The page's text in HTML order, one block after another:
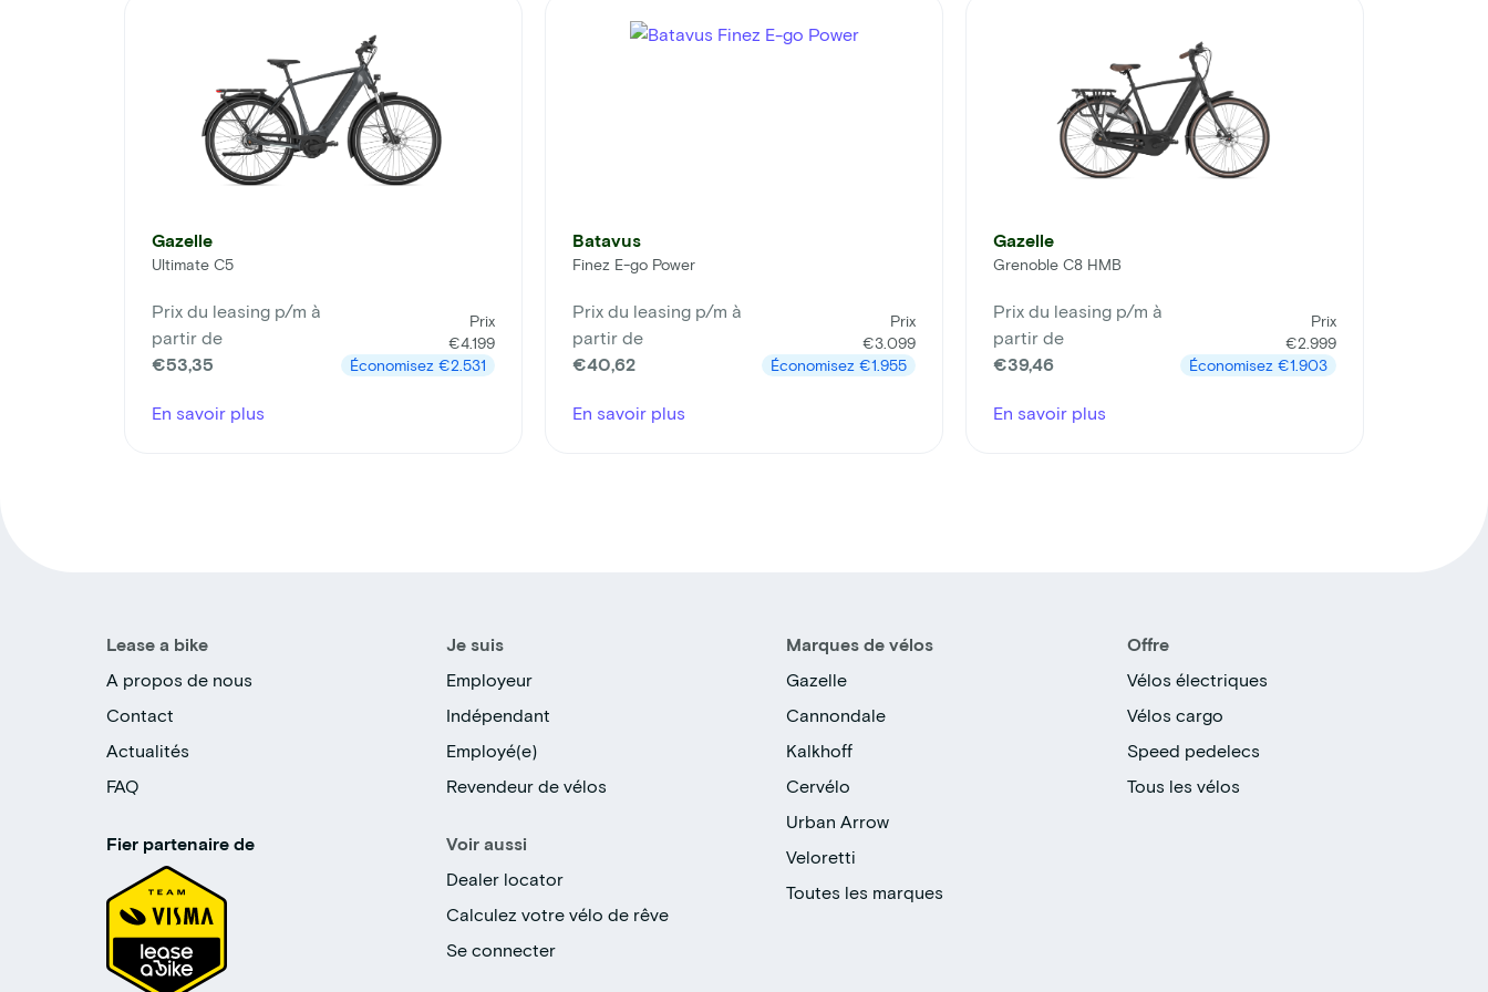
Gazelle
Ultimate C5
Prix du leasing p/m à
partir de
€53,35
Prix
€4.199
Économisez €2.531
En savoir plus
Batavus
Finez E-go Power
Prix du leasing p/m à
partir de
€40,62
Prix
€3.099
Économisez €1.955
En savoir plus
Gazelle
Grenoble C8 HMB
Prix du leasing p/m à
partir de
€39,46
Prix
€2.999
Économisez €1.903
En savoir plus
Lease a bike
A propos de nous
Contact
Actualités
FAQ
Fier partenaire de
Je suis
Employeur
Indépendant
Employé(e)
Revendeur de vélos
Voir aussi
Dealer locator
Calculez votre vélo de rêve
Se connecter
Marques de vélos
Gazelle
Cannondale
Kalkhoff
Cervélo
Urban Arrow
Veloretti
Toutes les marques
Offre
Vélos électriques
Vélos cargo
Speed pedelecs
Tous les vélos